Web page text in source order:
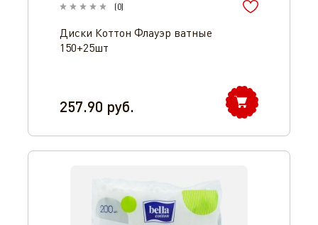
(0)
Диски Коттон Флауэр ватные
150+25шт
257.90 руб.